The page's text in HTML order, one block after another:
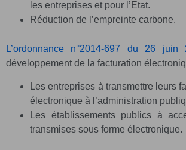
les entreprises et pour l’Etat.
Réduction de l’empreinte carbone.
L’ordonnance n°2014-697 du 26 juin
développement de la facturation
Les entreprises à transmettre leurs
électronique à l’administration
Les établissements publics à
transmises sous forme électronique.